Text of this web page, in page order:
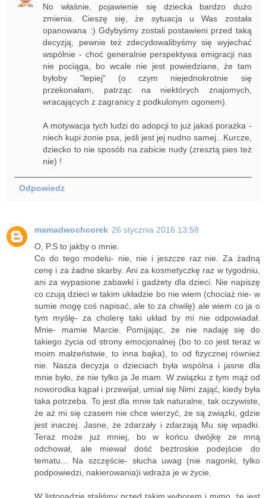
No właśnie, pojawienie się dziecka bardzo dużo
zmienia. Cieszę się, że sytuacja u Was została
opanowana :) Gdybyśmy zostali postawieni przed taką
decyzją, pewnie też zdecydowalibyśmy się wyjechać
wspólnie - choć generalnie perspektywa emigracji nas
nie pociąga, bo wcale nie jest powiedziane, że tam
byłoby "lepiej" (o czym niejednokrotnie się
przekonałam, patrząc na niektórych znajomych,
wracających z zagranicy z podkulonym ogonem).
A motywacja tych ludzi do adopcji to już jakaś porażka -
niech kupi żonie psa, jeśli jest jej nudno samej...Kurcze,
dziecko to nie sposób na zabicie nudy (zresztą pies też
nie) !
Odpowiedz
mamadwochcorek 26 stycznia 2016 13:58
O, P.S to jakby o mnie.
Co do tego modelu- nie, nie i jeszcze raz nie. Za żadną
cenę i za żadne skarby. Ani za kosmetyczkę raz w tygodniu,
ani za wypasione zabawki i gadżety dla dzieci. Nie napiszę
co czują dzieci w takim układzie bo nie wiem (chociaż nie- w
sumie mogę coś napisać, ale to za chwilę) ale wiem co ja o
tym myślę- za cholerę taki układ by mi nie odpowiadał.
Mnie- mamie Marcie. Pomijając, że nie nadaję się do
takiego życia od strony emocjonalnej (bo to co jest teraz w
moim małżeństwie, to inna bajka), to od fizycznej również
nie. Nasza decyzja o dzieciach była wspólna i jasne dla
mnie było, że nie tylko ja Je mam. W związku z tym mąż od
noworodka kąpał i przewijał, umiał się Nimi zająć, kiedy była
taka potrzeba. To jest dla mnie tak naturalne, tak oczywiste,
że aż mi się czasem nie chce wierzyć, że są związki, gdzie
jest inaczej. Jasne, że zdarzały i zdarzają Mu się wpadki.
Teraz może już mniej, bo w końcu dwójkę ze mną
odchował, ale miewał dość beztroskie podejście do
tematu... Na szczęście- słucha uwag (nie nagonki, tylko
podpowiedzi, nakierowania)i wdraża je w życie.